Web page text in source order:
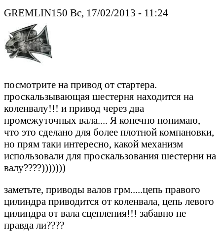
GREMLIN150 Вс, 17/02/2013 - 11:24
посмотрите на привод от стартера.
проскальзывающая шестерня находится на
коленвалу!!! и привод через два
промежуточных вала.... Я конечно понимаю,
что это сделано для более плотной компановки,
но прям таки интересно, какой механизм
использовали для проскальзования шестерни на
валу????)))))))
заметьте, приводы валов грм.....цепь правого
цилиндра приводится от коленвала, цепь левого
цилиндра от вала сцепления!!! забавно не
правда ли????